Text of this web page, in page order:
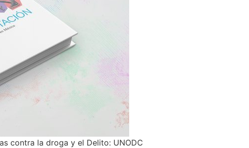
contra la droga y el Delito: UNODC